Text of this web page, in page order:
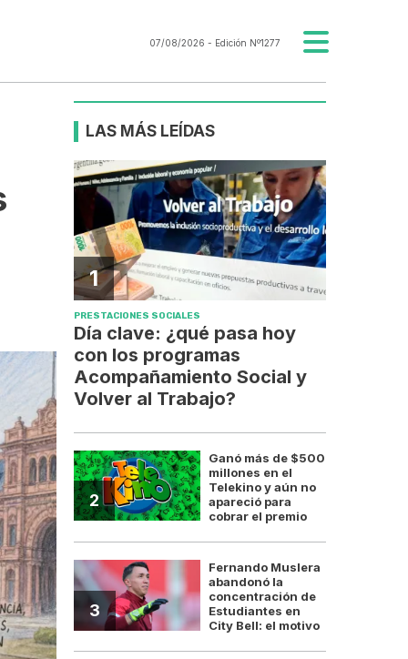
07/08/2026 - Edición Nº1277
LAS MÁS LEÍDAS
1
PRESTACIONES SOCIALES
Día clave: ¿qué pasa hoy
con los programas
Acompañamiento Social y
Volver al Trabajo?
2
Ganó más de $500
millones en el
Telekino y aún no
apareció para
cobrar el premio
3
Fernando Muslera
abandonó la
concentración de
Estudiantes en
City Bell: el motivo